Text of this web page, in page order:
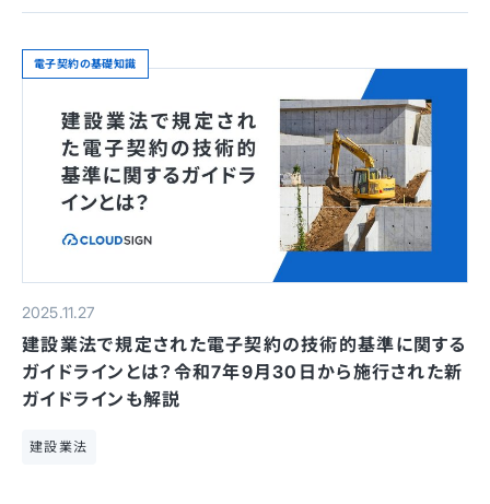
電子契約の基礎知識
2025.11.27
建設業法で規定された電子契約の技術的基準に関する
ガイドラインとは？令和7年9月30日から施行された新
ガイドラインも解説
建設業法